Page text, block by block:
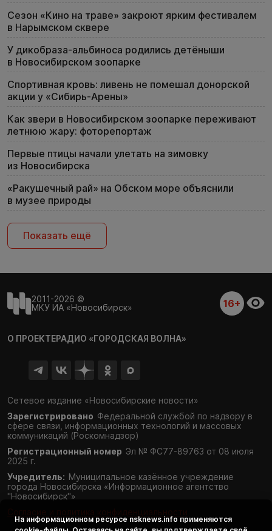
Сезон «Кино на траве» закроют ярким фестивалем
в Нарымском сквере
У дикобраза-альбиноса родились детёныши
в Новосибирском зоопарке
Спортивная кровь: ливень не помешал донорской
акции у «Сибирь-Арены»
Как звери в Новосибирском зоопарке переживают
летнюю жару: фоторепортаж
Первые птицы начали улетать на зимовку
из Новосибирска
«Ракушечный рай» на Обском море объяснили
в музее природы
Показать ещё
2011-2026 ©
МКУ ИА «Новосибирск»
16+
О ПРОЕКТЕРАДИО «ГОРОДСКАЯ ВОЛНА»
Сетевое издание «Новосибирские новости»
Зарегистрировано Федеральной службой по надзору в
сфере связи, информационных технологий и массовых
коммуникаций (Роскомнадзор)
Регистрационный номер Эл № ФС77-89763 от 08 июля
2025 г.
Учредитель: Муниципальное казённое учреждение
города Новосибирска «Информационное агентство
"Новосибирск"»
На информационном ресурсе nsknews.info применяются